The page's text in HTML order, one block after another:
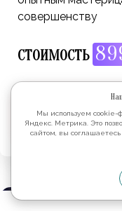
совершенству
СТОИМОСТЬ
Мы используем cookie-
Яндекс. Метрика. Это
сайтом, вы